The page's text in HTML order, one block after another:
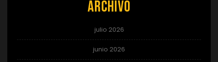
Archivo
julio 2026
junio 2026